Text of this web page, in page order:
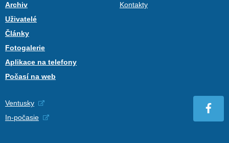
Archiv
Uživatelé
Články
Fotogalerie
Aplikace na telefony
Počasí na web
Kontakty
Ventusky
In-počasie